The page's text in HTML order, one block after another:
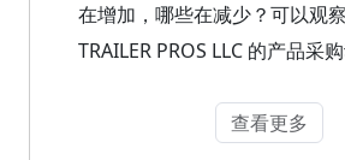
在增加，哪些在减少？可以观
TRAILER PROS LLC 的产品采购
查看更多